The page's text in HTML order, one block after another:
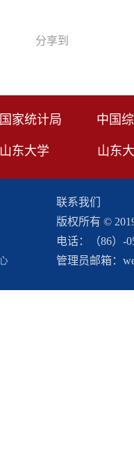
分享到
国家统计局 中国
山东大学 山东
联系我们
版权所有 ©
电话：（86）-
管理员邮箱：